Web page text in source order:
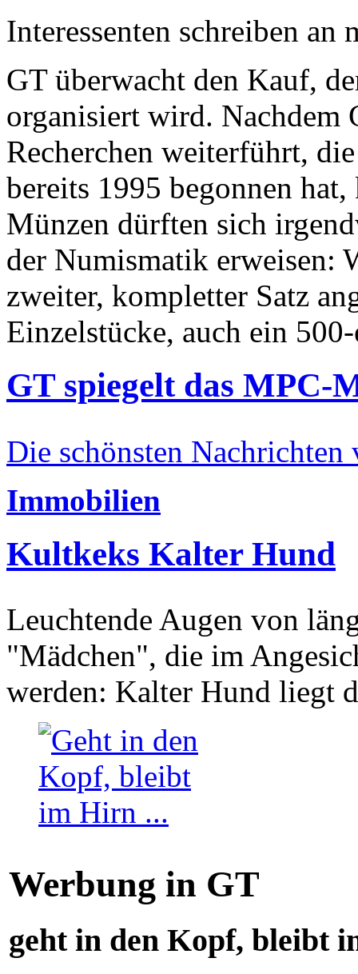
Interessenten schreiben
GT überwacht den Kauf,
organisiert wird. Nachdem
Recherchen weiterführt,
bereits 1995 begonnen
Münzen dürften sich
der Numismatik erweisen:
zweiter, kompletter Satz
Einzelstücke, auch ein
GT spiegelt das MPC-
Die schönsten Nachrichten
Immobilien
Kultkeks Kalter Hund
Leuchtende Augen von
"Mädchen", die im
werden: Kalter Hund liegt
Werbung in GT
geht in den Kopf, bleibt